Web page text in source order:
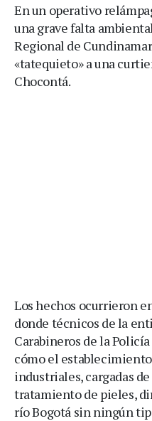
En un operativo
una grave falta
Regional de
«tatequieto» a una
Chocontá.
Los hechos ocurrieron
donde técnicos de la
Carabineros de la
cómo el
industriales, cargadas
tratamiento de pieles,
río Bogotá sin ningún